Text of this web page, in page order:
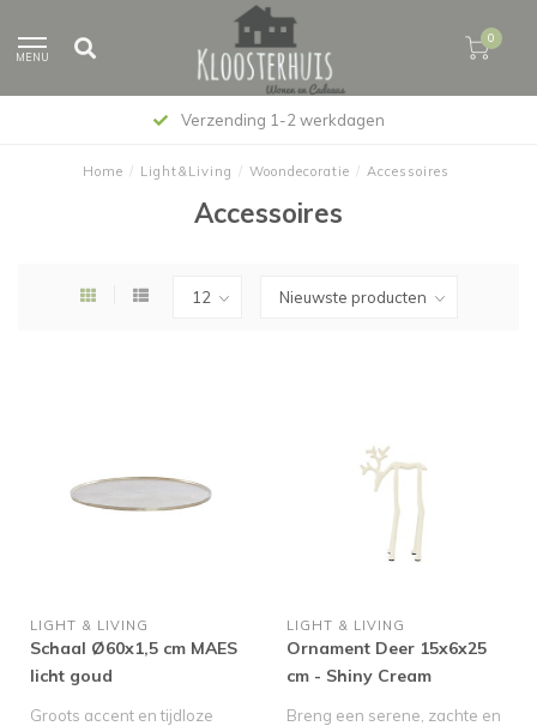
MENU
0
Verzending 1-2 werkdagen
Home / Light&Living / Woondecoratie / Accessoires
Accessoires
LIGHT & LIVING
Schaal Ø60x1,5 cm MAES
licht goud
Groots accent en tijdloze
LIGHT & LIVING
Ornament Deer 15x6x25
cm - Shiny Cream
Breng een serene, zachte en